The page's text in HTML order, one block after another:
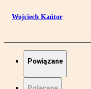
Wojciech Kańtor
Powiązane